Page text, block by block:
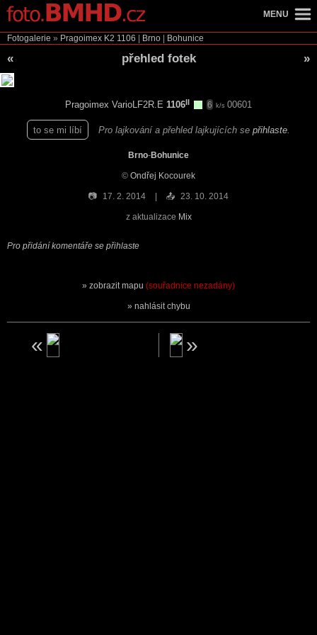
Fotogalerie » Pragoimex K2 1106 Brno Bohunice
« přehled fotek »
Pragoimex VarioLF2R.E 1106 6 k/s 00601
to se mi líbí Pro lajkování a přehled lajkujících se přihlaste
Brno-Bohunice
© Ondřej Kocourek
📷 17. 2. 2014 📤 23. 10. 2014
z aktualizace Mix
Pro přidání komentáře se přihlaste
zobrazit mapu (souřadnice nezadány)
nahlásit chybu
MENU